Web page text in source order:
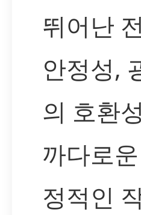
뛰어난
안정성,
의 호환
까다로
정적인